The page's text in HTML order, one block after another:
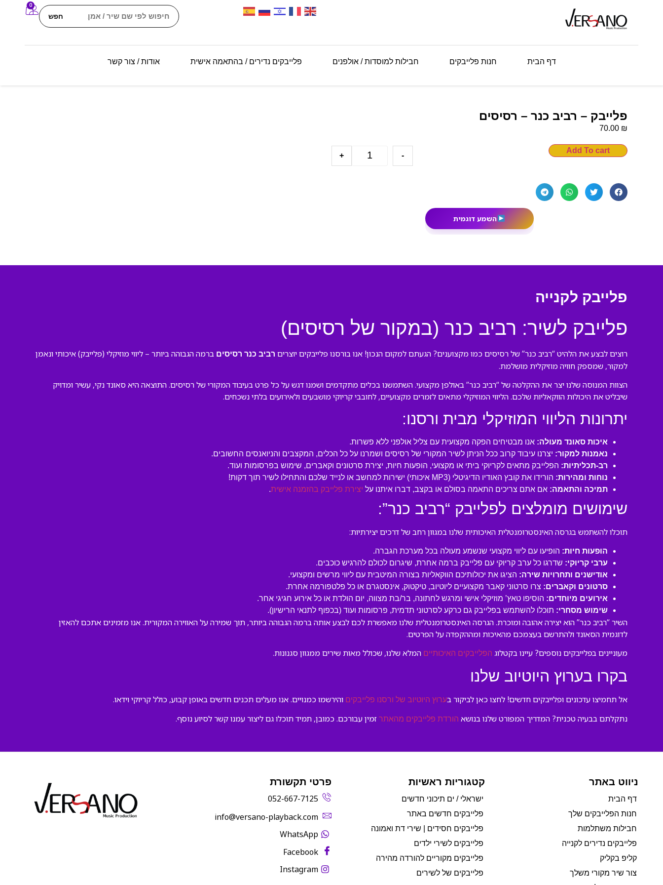
חפש
0
דף הבית חנות פלייבקים חבילות למוסדות / אולפנים פלייבקים נדירים / בהתאמה אישית אודות / צור קשר
פלייבק – רביב כנר – רסיסים
70.00 ₪
-
+
Add To cart
השמע דוגמית
פלייבק לקנייה
פלייבק לשיר: רביב כנר (במקור של רסיסים)
רוצים לבצע את הלהיט “רביב כנר” של רסיסים כמו מקצוענים? הגעתם למקום הנכון! אנו בורסנו פלייבקים יוצרים רביב כנר רסיסים ברמה הגבוהה ביותר – ליווי מוזיקלי (פלייבק) איכותי ונאמן
למקור, שמספק חוויה מוזיקלית מושלמת.
הצוות המנוסה שלנו יצר את ההקלטה של “רביב כנר” באולפן מקצועי. השתמשנו בכלים מתקדמים ושמנו דגש על כל פרט בעיבוד המקורי של רסיסים. התוצאה היא סאונד נקי, עשיר ומדויק
שיבליט את היכולות הווקאליות שלכם. הליווי המוזיקלי מתאים לזמרים מקצועיים, לחובבי קריוקי מושבעים ולאירועים בלתי נשכחים.
יתרונות הליווי המוזיקלי מבית ורסנו:
איכות סאונד מעולה: אנו מבטיחים הפקה מקצועית עם צליל אולפני ללא פשרות.
נאמנות למקור: יצרנו עיבוד קרוב ככל הניתן לשיר המקורי של רסיסים ושמרנו על כל הכלים, המקצבים והניואנסים החשובים.
רב-תכליתיות: הפלייבק מתאים לקריוקי ביתי או מקצועי, הופעות חיות, יצירת סרטונים וקאברים, שימוש בפרסומות ועוד.
נוחות ומהירות: הורידו את קובץ האודיו הדיגיטלי (MP3 איכותי) ישירות למחשב או לנייד שלכם והתחילו לשיר תוך דקות!
תמיכה והתאמה: אם אתם צריכים התאמה בסולם או בקצב, דברו איתנו על יצירת פלייבק בהזמנה אישית.
שימושים מומלצים לפלייבק “רביב כנר”:
תוכלו להשתמש בגרסה האינסטרומנטלית האיכותית שלנו במגוון רחב של דרכים יצירתיות:
הופעות חיות: הופיעו עם ליווי מקצועי שנשמע מעולה בכל מערכת הגברה.
ערבי קריוקי: שדרגו כל ערב קריוקי עם פלייבק ברמה אחרת, שיגרום לכולם להרגיש כוכבים.
אודישנים ותחרויות שירה: הציגו את יכולותיכם הווקאליות בצורה המיטבית עם ליווי מרשים ומקצועי.
סרטונים וקאברים: צרו סרטוני קאבר מקצועיים ליוטיוב, טיקטוק, אינסטגרם או כל פלטפורמה אחרת.
אירועים מיוחדים: הוסיפו טאץ’ מוזיקלי אישי ומרגש לחתונה, בר/בת מצווה, יום הולדת או כל אירוע חגיגי אחר.
שימוש מסחרי: תוכלו להשתמש בפלייבק גם כרקע לסרטוני תדמית, פרסומות ועוד (בכפוף לתנאי הרישיון).
השיר “רביב כנר” הוא יצירה אהובה ומוכרת. הגרסה האינסטרומנטלית שלנו מאפשרת לכם לבצע אותה ברמה הגבוהה ביותר, תוך שמירה על האווירה המקורית. אנו מזמינים אתכם להאזין
לדוגמית הסאונד ולהתרשם בעצמכם מהאיכות ומההקפדה על הפרטים.
מעוניינים בפלייבקים נוספים? עיינו בקטלוג הפלייבקים האיכותיים המלא שלנו, שכולל מאות שירים ממגוון סגנונות.
בקרו בערוץ היוטיוב שלנו
אל תחמיצו עדכונים ופלייבקים חדשים! לחצו כאן לביקור בערוץ היוטיוב של ורסנו פלייבקים והירשמו כמנויים. אנו מעלים תכנים חדשים באופן קבוע, כולל קריוקי וידאו.
נתקלתם בבעיה טכנית? המדריך המפורט שלנו בנושא הורדת פלייבקים מהאתר זמין עבורכם. כמובן, תמיד תוכלו גם ליצור עמנו קשר לסיוע נוסף.
ניווט באתר
דף הבית
חנות הפלייבקים שלך
חבילות משתלמות
פלייבקים נדירים לקנייה
קליפ בקליק
צור שיר מקורי משלך
קטגוריות ראשיות
ישראלי / ים תיכוני חדשים
פלייבקים חדשים באתר
פלייבקים חסידים | שירי דת ואמונה
פלייבקים לשירי ילדים
פלייבקים מקוריים להורדה מהירה
פלייבקים של לשירים
פרטי תקשורת
052-667-7125
‫info@versano-playback.com‬
WhatsApp
Facebook
Instagram